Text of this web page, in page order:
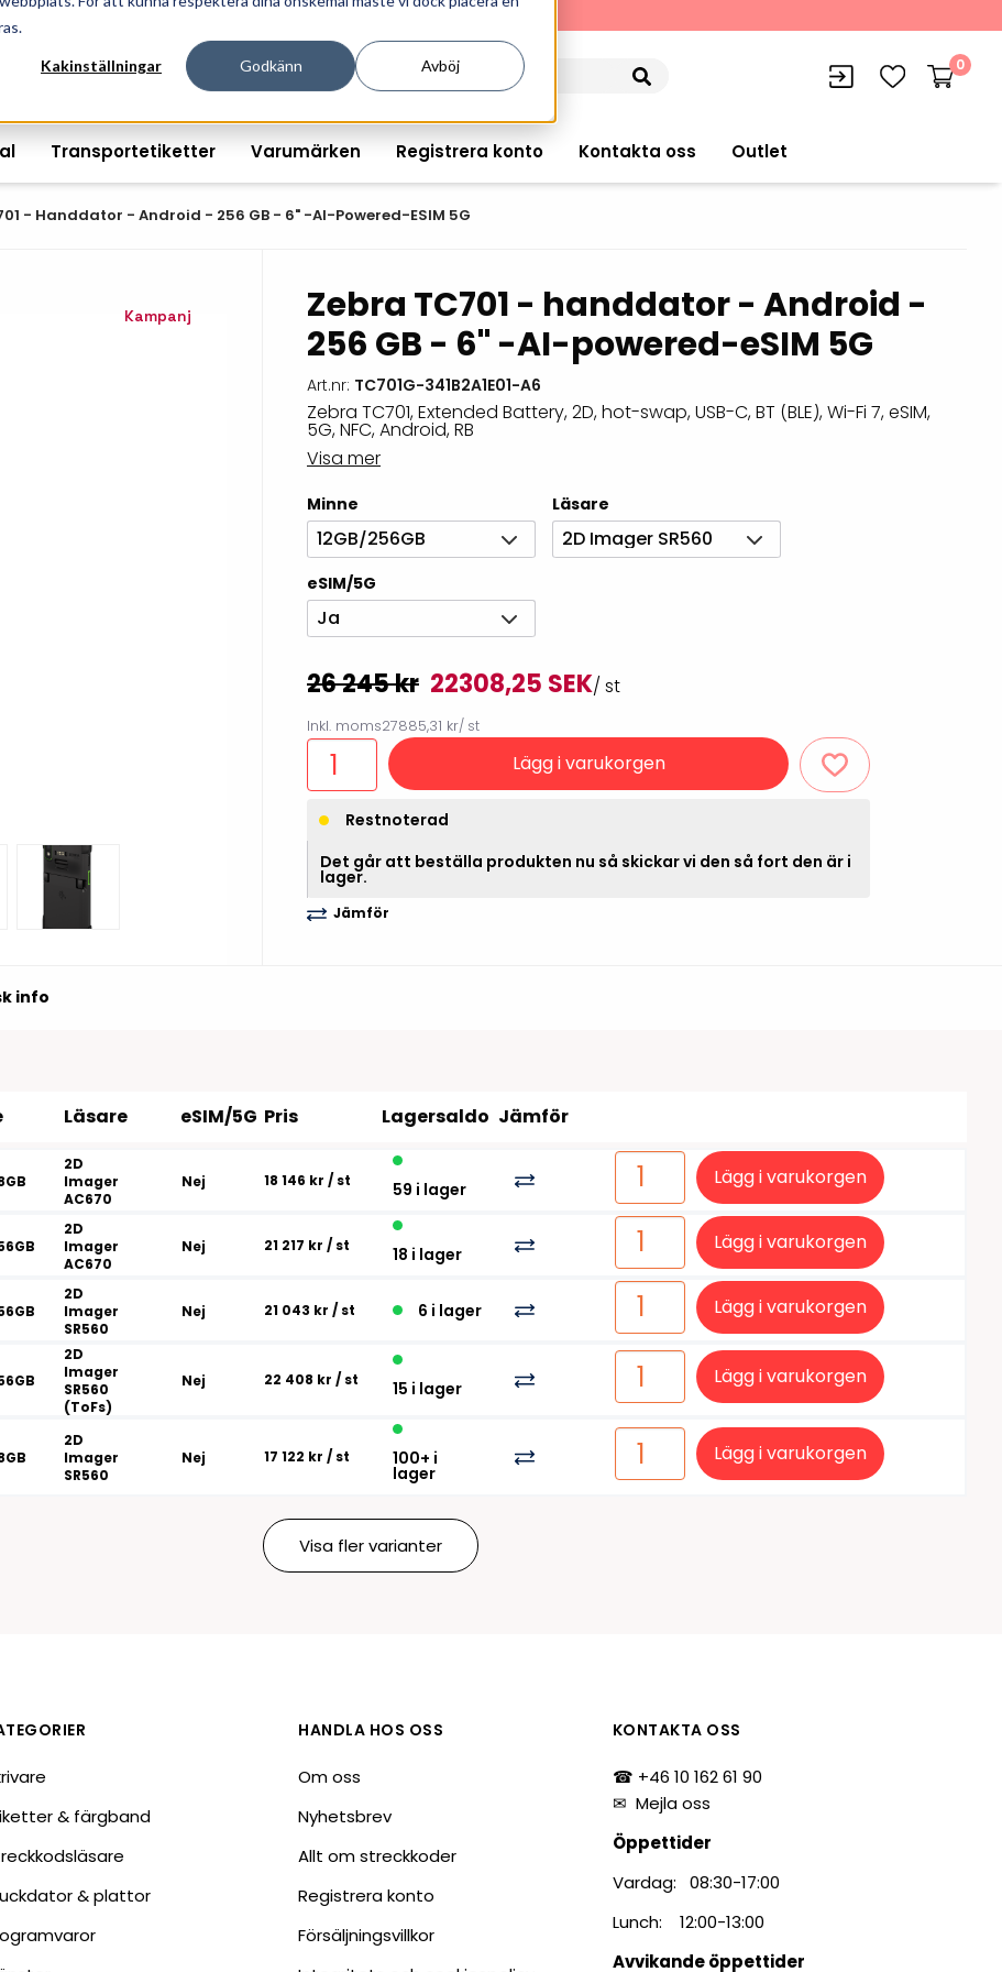
Kakinställningar Godkänn Avböj
Lösningar för professionell informationshantering och märkning
0
Handhållna streckkodsläsare
Bordsstreckkodsläsare
Streckkodsverifierare
Handdatorer
Tablets
Wearable Computers
Tillbehör handdatorer
Truckdatorer
Pekskärmsdatorer
och pekskärmar
Mobile Device Management
Outlet-skrivare
VISITIQ: Besökssystem
Printshopen svartvita-
Räkna ut EAN kontrollsiffran
Order offertförfrågan
streckkodsoriginal
VISITIQ: Besökssystem
WMSIQ: Lagersystem (WMS)
Datorlös etikettutskrift och
Transportetiketter Varumärken Registrera konto Kontakta oss Outlet
- Handdator - Android - 256 GB - 6" -AI-Powered-ESIM 5G
Kampanj
Zebra TC701 - handdator - Android -
256 GB - 6" -AI-powered-eSIM 5G
Art.nr: TC701G-341B2A1E01-A6
Zebra TC701, Extended Battery, 2D, hot-swap, USB-C, BT (BLE), Wi-Fi 7, eSIM,
5G, NFC, Android, RB
Visa mer
Minne
12GB/256GB
Läsare
2D Imager SR560
eSIM/5G
Ja
26 245 kr 22308,25 SEK/ st
Inkl. moms27885,31 kr/ st
Lägg i varukorgen
Restnoterad
Det går att beställa produkten nu så skickar vi den så fort den är i
lager.
Jämför
info
Läsare eSIM/5G Pris Lagersaldo Jämför
2D
Imager
AC670
Nej 18 146 kr / st 59 i lager Lägg i varukorgen
2D
Imager
AC670
Nej 21 217 kr / st 18 i lager Lägg i varukorgen
2D
Imager
SR560
Nej 21 043 kr / st 6 i lager Lägg i varukorgen
2D
Imager
SR560
(ToFs)
Nej 22 408 kr / st 15 i lager Lägg i varukorgen
2D
Imager
SR560
Nej 17 122 kr / st 100+ i
lager
Lägg i varukorgen
Visa fler varianter
& färgband
& plattor
HANDLA HOS OSS
Om oss
Nyhetsbrev
Allt om streckkoder
Registrera konto
Försäljningsvillkor
KONTAKTA OSS
☎ +46 10 162 61 90
✉ Mejla oss
Öppettider
Vardag: 08:30-17:00
Lunch: 12:00-13:00
Avvikande öppettider